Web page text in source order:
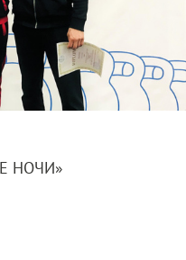
НОЧИ»